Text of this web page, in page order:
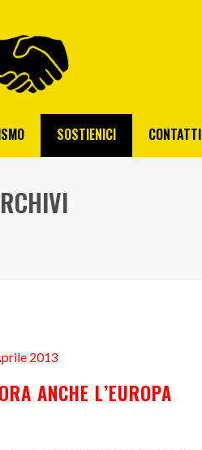
SOSTIENICI CONTATTI
2013
ANCHE L’EUROPA